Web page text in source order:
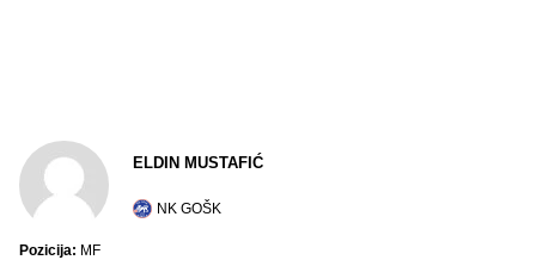
ELDIN MUSTAFIĆ
NK GOŠK
Pozicija: MF